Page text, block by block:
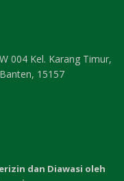
004 Kel. Karang Timur,
15157
dan Diawasi oleh